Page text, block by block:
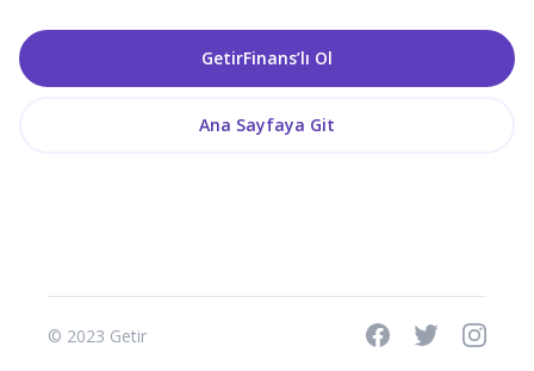
GetirFinans’lı Ol
Ana Sayfaya Git
© 2023 Getir